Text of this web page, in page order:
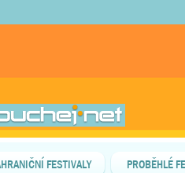
FESTIVALY PROBĚHLÉ